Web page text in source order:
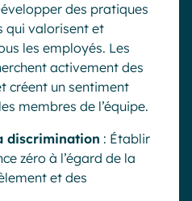
des pratiques
qui valorisent et
les employés. Les
activement des
créent un sentiment
membres de l’équipe.
discrimination : Établir
zéro à l’égard de la
et des